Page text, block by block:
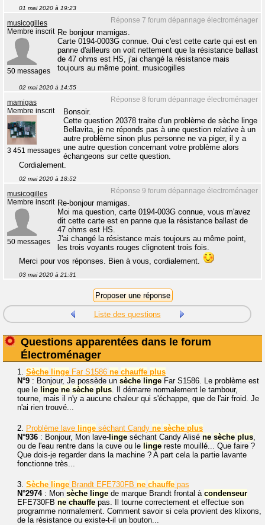
01 mai 2020 à 19:23
Réponse 7 forum dépannage électroménager
musicogilles
Membre inscrit
50 messages
Re bonjour mamigas.
Carte 0194-0003G connue. Oui c'est cette carte qui est en
panne d'ailleurs on voit nettement que la résistance ballast
de 47 ohms est HS, j'ai changé la résistance mais
toujours au même point. musicogilles
02 mai 2020 à 14:55
Réponse 8 forum dépannage électroménager
mamigas
Membre inscrit
3 451 messages
Bonsoir.
Cette question 20378 traite d'un problème de sèche linge
Bellavita, je ne réponds pas à une question relative à un
autre problème sinon plus personne ne va piger, il y a
une autre question concernant votre problème alors
échangeons sur cette question.
Cordialement.
02 mai 2020 à 18:52
Réponse 9 forum dépannage électroménager
musicogilles
Membre inscrit
50 messages
Re-bonjour mamigas.
Moi ma question, carte 0194-003G connue, vous m'avez
dit cette carte est en panne que la résistance ballast de
47 ohms est HS.
J'ai changé la résistance mais toujours au même point,
les trois voyants rouges clignotent trois fois.
Merci pour vos réponses. Bien à vous, cordialement.
03 mai 2020 à 21:31
Liste des questions
Questions apparentées dans le forum
Électroménager
1. Sèche linge Far S1586 ne chauffe plus
N°9 : Bonjour, Je possède un sèche linge Far S1586. Le problème est
que le linge ne sèche plus. Il démarre normalement le tambour,
tourne, mais il n'y a aucune chaleur qui s'échappe, que de l'air froid. Je
n'ai rien trouvé...
2. Problème lave linge séchant Candy ne sèche plus
N°936 : Bonjour, Mon lave- linge séchant Candy Alisé ne sèche plus,
ou de l'eau rentre dans la cuve ou le linge reste mouillé... Que faire ?
Que dois-je regarder dans la machine ? A part cela la partie lavante
fonctionne très...
3. Sèche linge Brandt EFE730FB ne chauffe pas
N°2974: Mon sèche linge de marque Brandt frontal à condenseur
EFE730FB ne chauffe pas. Il tourne correctement et effectue son
programme normalement. Comment savoir si cela provient des klixons,
de la résistance ou existe-t-il un bouton...